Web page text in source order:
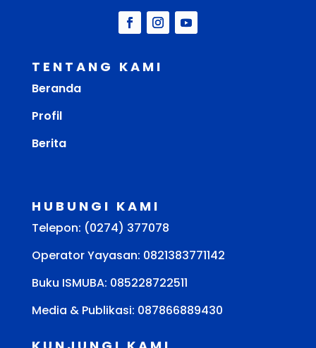
TENTANG KAMI
Beranda
Profil
Berita
HUBUNGI KAMI
Telepon: (0274) 377078
Operator Yayasan: 0821383771142
Buku ISMUBA: 085228722511
Media & Publikasi: 087866889430